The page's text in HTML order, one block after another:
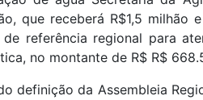
que receberá R$1,5
referência regional para
no montante de R$ R$
definição da Assembleia